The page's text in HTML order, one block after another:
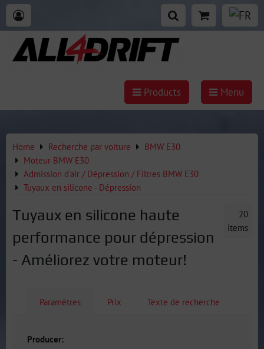
Products Menu
Home Recherche par voiture
BMW E30
Moteur BMW E30
Admission d'air / Dépression / Filtres BMW E30
Tuyaux en silicone - Dépression
Tuyaux en silicone haute
performance pour dépression
- Améliorez votre moteur!
20
items
Paramètres Prix Texte de recherche
Producer: